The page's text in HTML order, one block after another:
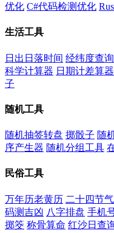
优化 C#代码检测优化
生活工具
日出日落时间 经纬度查询
科学计算器 日期计差算器
子
随机工具
随机抽签转盘 掷骰子 随
序产生器 随机分组工具
民俗工具
万年历老黄历 二十四节气
码测吉凶 八字排盘 手机
掷筊 称骨算命 红沙日查